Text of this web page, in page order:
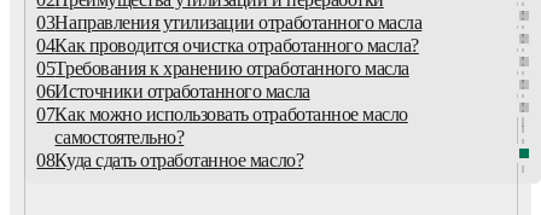
03Направления утилизации отработанного масла
04Как проводится очистка отработанного масла?
05Требования к хранению отработанного масла
06Источники отработанного масла
07Как можно использовать отработанное масло
самостоятельно?
08Куда сдать отработанное масло?